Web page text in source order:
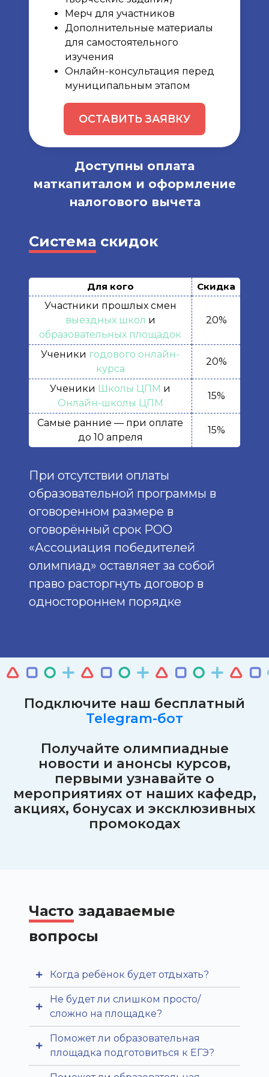
Мерч для участников
Дополнительные материалы
для самостоятельного
изучения
Онлайн-консультация перед
муниципальным этапом
ОСТАВИТЬ ЗАЯВКУ
Доступны оплата
маткапиталом и оформление
налогового вычета
Система скидок
Для кого
Скидка
Участники прошлых смен
выездных школ и
образовательных площадок
20%
Ученики годового онлайн-
курса
20%
Ученики Школы ЦПМ и
Онлайн-школы ЦПМ
15%
Самые ранние — при оплате
до 10 апреля
15%
При отсутствии оплаты
образовательной программы в
оговоренном размере в
оговорённый срок РОО
«Ассоциация победителей
олимпиад» оставляет за собой
право расторгнуть договор в
одностороннем порядке
Подключите наш бесплатный
Telegram-бот
Получайте олимпиадные
новости и анонсы курсов,
первыми узнавайте о
мероприятиях от наших кафедр,
акциях, бонусах и эксклюзивных
промокодах
Часто задаваемые
вопросы
Когда ребёнок будет отдыхать?
День сбалансирован:
учебные пары сменяются
досугом — спортом,
мастер-классами, играми
Не будет ли слишком просто/
сложно на площадке?
Наши опытные
преподаватели
Поможет ли образовательная
площадка подготовиться к ЕГЭ?